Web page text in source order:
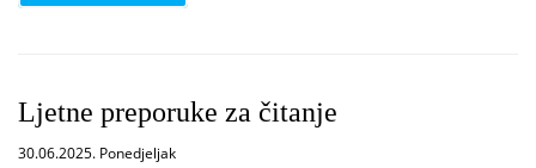
Ljetne preporuke za čitanje
30.06.2025. Ponedjeljak